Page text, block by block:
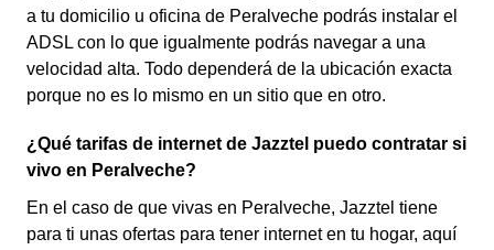
a tu domicilio u oficina de Peralveche podrás instalar el
ADSL con lo que igualmente podrás navegar a una
velocidad alta. Todo dependerá de la ubicación exacta
porque no es lo mismo en un sitio que en otro.
¿Qué tarifas de internet de Jazztel puedo contratar si
vivo en Peralveche?
En el caso de que vivas en Peralveche, Jazztel tiene
para ti unas ofertas para tener internet en tu hogar, aquí